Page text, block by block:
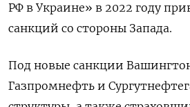
РФ в Украине» в 2022 году
санкций со стороны Запада.
Под новые санкции
Газпромнефть и